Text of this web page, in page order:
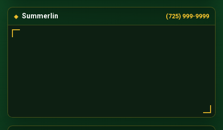
Summerlin (725) 999-9999